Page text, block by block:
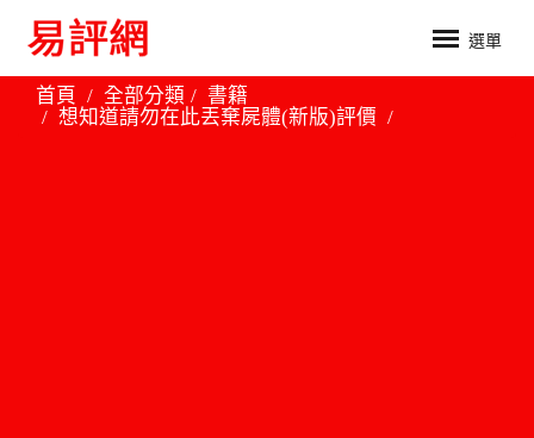
選單
首頁 全部分類
書籍
想知道請勿在此丟棄屍體(新版)評價